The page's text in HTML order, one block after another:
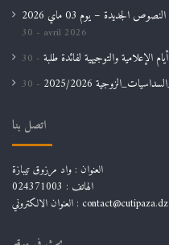
الجديدة – يوم 03 ماي 2026
30 avril 2026
أيام الإعلامية والتوجيهية لفائدة طلبة
2025/2026
اتصل بنا
العنوان : واد مرزوق تيبازة
الهاتف : 024371003
العنوان الالكتروني : contact@cutipaza.dz